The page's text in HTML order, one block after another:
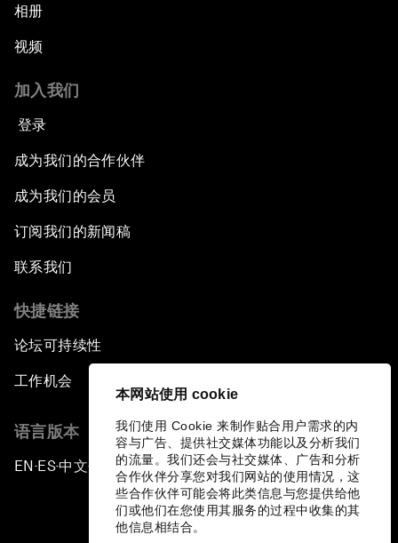
本网站使用 cookie
我们使用 Cookie 来制作贴合用户需求的内
容与广告、提供社交媒体功能以及分析我们
的流量。我们还会与社交媒体、广告和分析
合作伙伴分享您对我们网站的使用情况，这
些合作伙伴可能会将此类信息与您提供给他
们或他们在您使用其服务的过程中收集的其
他信息相结合。
相册
视频
加入我们
登录
成为我们的合作伙伴
成为我们的会员
订阅我们的新闻稿
联系我们
快捷链接
论坛可持续性
工作机会
语言版本
EN ▪ES▪中文▪ 日本語